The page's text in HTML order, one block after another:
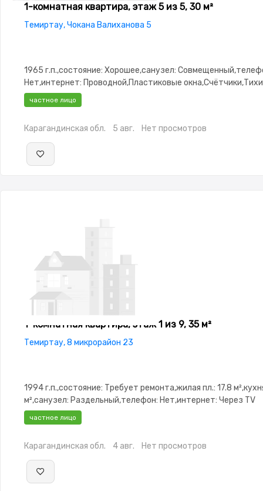
1-комнатная квартира, этаж 5 из 5, 30 м²
Темиртау, Чокана Валиханова 5
1965 г.п.,состояние: Хорошее,санузел:
Нет,интернет: Проводной,Пластиковые
частное лицо
Карагандинская обл. 5 авг. Нет просмотров
1-комнатная квартира, этаж 1 из 9, 35 м²
Темиртау, 8 микрорайон 23
1994 г.п.,состояние: Требует ремонта,жилая пл.: 17.8
м²,санузел: Раздельный,телефон: Нет,интернет: Через TV
кабель,Пустая,Пустая,паркинг: Рядом охраняемая
стоянка,Домофон,Неугловая,Улучшенная,Тихий двор
частное лицо
Карагандинская обл. 4 авг. Нет просмотров